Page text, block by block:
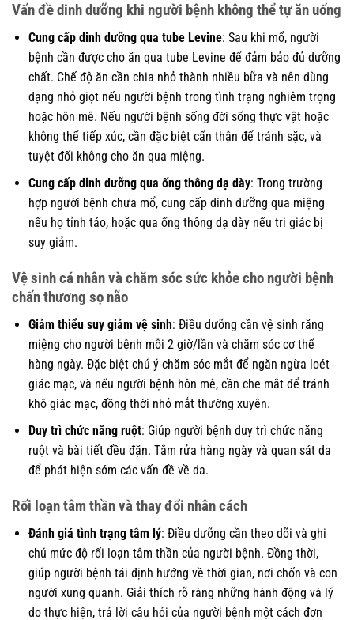
Vấn đề dinh dưỡng khi người bệnh không thể tự ăn uống
Cung cấp dinh dưỡng qua tube Levine: Sau khi mổ, người
bệnh cần được cho ăn qua tube Levine để đảm bảo đủ dưỡng
chất. Chế độ ăn cần chia nhỏ thành nhiều bữa và nên dùng
dạng nhỏ giọt nếu người bệnh trong tình trạng nghiêm trọng
hoặc hôn mê. Nếu người bệnh sống đời sống thực vật hoặc
không thể tiếp xúc, cần đặc biệt cẩn thận để tránh sặc, và
tuyệt đối không cho ăn qua miệng.
Cung cấp dinh dưỡng qua ống thông dạ dày: Trong trường
hợp người bệnh chưa mổ, cung cấp dinh dưỡng qua miệng
nếu họ tỉnh táo, hoặc qua ống thông dạ dày nếu tri giác bị
suy giảm.
Vệ sinh cá nhân và chăm sóc sức khỏe cho người bệnh
chấn thương sọ não
Giảm thiểu suy giảm vệ sinh: Điều dưỡng cần vệ sinh răng
miệng cho người bệnh mỗi 2 giờ/lần và chăm sóc cơ thể
hàng ngày. Đặc biệt chú ý chăm sóc mắt để ngăn ngừa loét
giác mạc, và nếu người bệnh hôn mê, cần che mắt để tránh
khô giác mạc, đồng thời nhỏ mắt thường xuyên.
Duy trì chức năng ruột: Giúp người bệnh duy trì chức năng
ruột và bài tiết đều đặn. Tắm rửa hàng ngày và quan sát da
để phát hiện sớm các vấn đề về da.
Rối loạn tâm thần và thay đổi nhân cách
Đánh giá tình trạng tâm lý: Điều dưỡng cần theo dõi và ghi
chú mức độ rối loạn tâm thần của người bệnh. Đồng thời,
giúp người bệnh tái định hướng về thời gian, nơi chốn và con
người xung quanh. Giải thích rõ ràng những hành động và lý
do thực hiện, trả lời câu hỏi của người bệnh một cách đơn